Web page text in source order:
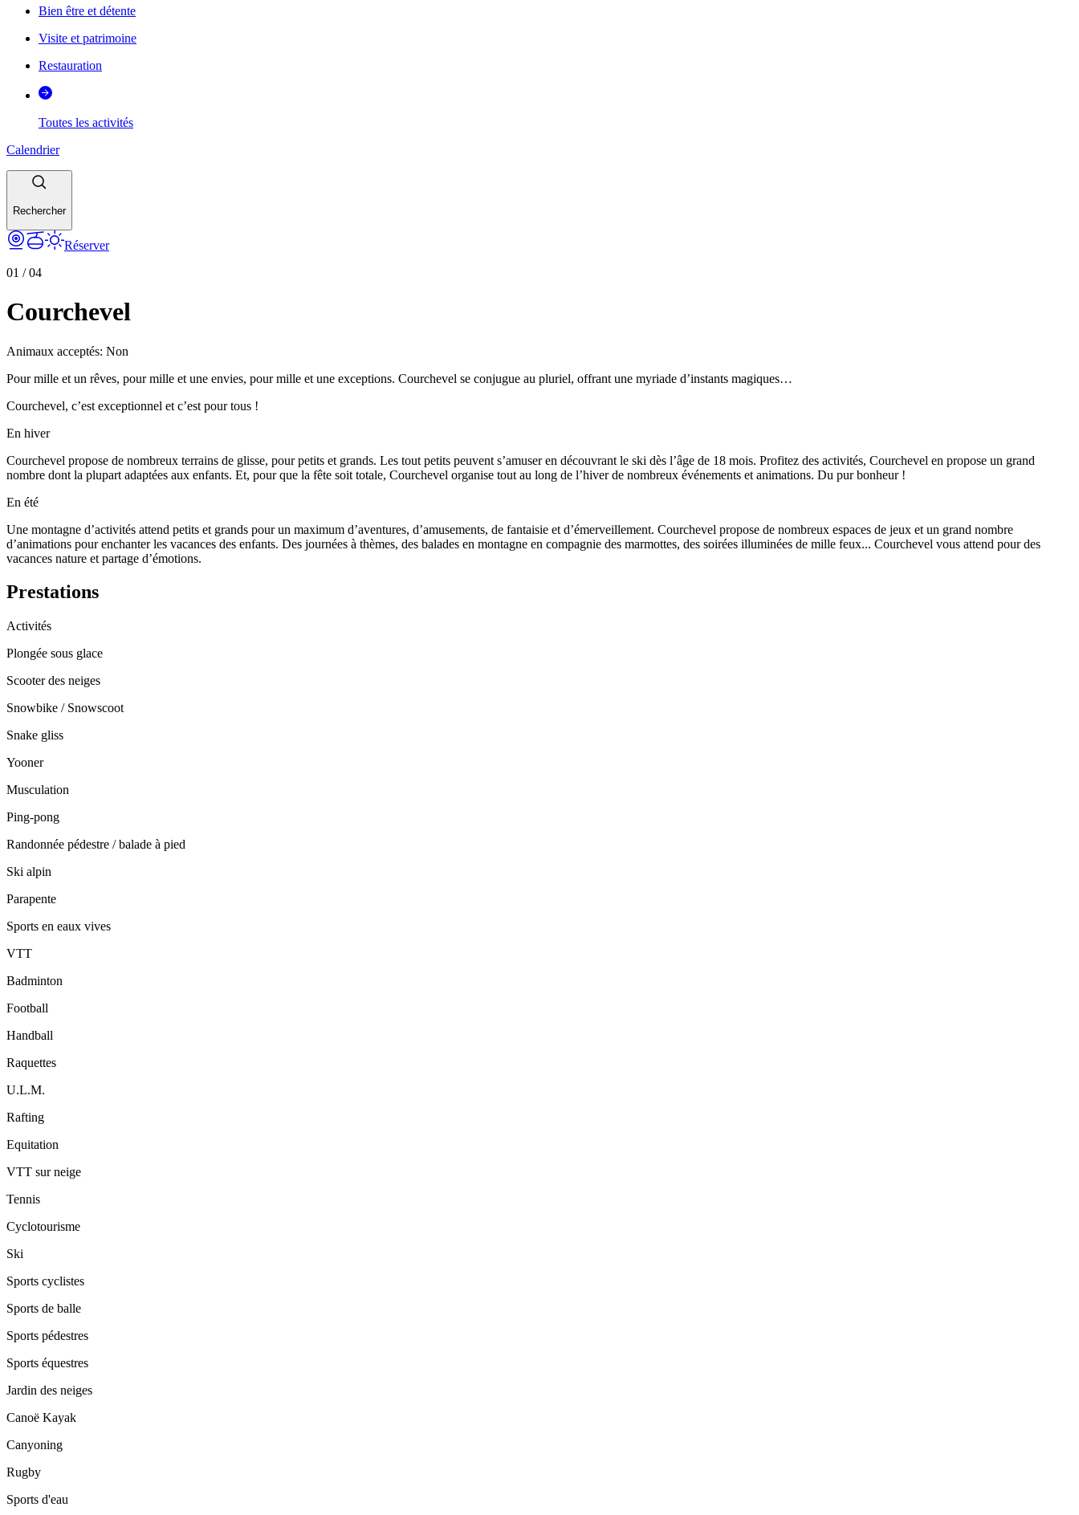
Bien être et détente
Visite et patrimoine
Restauration
Toutes les activités
Calendrier
Rechercher
Réserver
01 /04
Courchevel
Animaux acceptés: Non
Pour mille et un rêves, pour mille et une envies, pour mille et une exceptions. Courchevel se conjugue au pluriel, offrant une myriade d’instants magiques…
Courchevel, c’est exceptionnel et c’est pour tous !
En hiver
Courchevel propose de nombreux terrains de glisse, pour petits et grands. Les tout petits peuvent s’amuser en découvrant le ski dès l’âge de 18 mois. Profitez des activités, Courchevel en propose un grand
nombre dont la plupart adaptées aux enfants. Et, pour que la fête soit totale, Courchevel organise tout au long de l’hiver de nombreux événements et animations. Du pur bonheur !
En été
Une montagne d’activités attend petits et grands pour un maximum d’aventures, d’amusements, de fantaisie et d’émerveillement. Courchevel propose de nombreux espaces de jeux et un grand nombre
d’animations pour enchanter les vacances des enfants. Des journées à thèmes, des balades en montagne en compagnie des marmottes, des soirées illuminées de mille feux... Courchevel vous attend pour des
vacances nature et partage d’émotions.
Prestations
Activités
Plongée sous glace
Scooter des neiges
Snowbike / Snowscoot
Snake gliss
Yooner
Musculation
Ping-pong
Randonnée pédestre / balade à pied
Ski alpin
Parapente
Sports en eaux vives
VTT
Badminton
Football
Handball
Raquettes
U.L.M.
Rafting
Equitation
VTT sur neige
Tennis
Cyclotourisme
Ski
Sports cyclistes
Sports de balle
Sports pédestres
Sports équestres
Jardin des neiges
Canoë Kayak
Canyoning
Rugby
Sports d'eau